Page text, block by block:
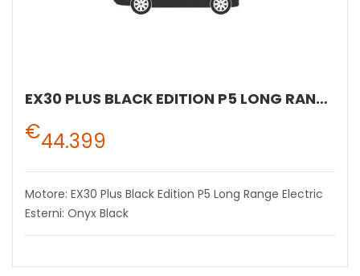
EX30 PLUS BLACK EDITION P5 LONG RANGE ELECTRIC
€44.399
Motore: EX30 Plus Black Edition P5 Long Range Electric
Esterni: Onyx Black